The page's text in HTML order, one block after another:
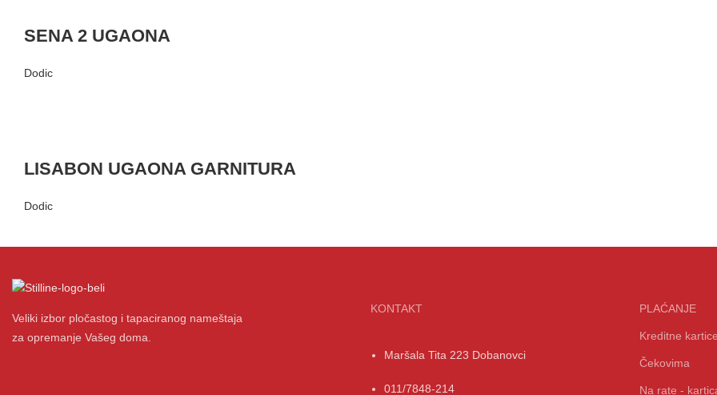
SENA 2 UGAONA
Dodic
LISABON UGAONA GARNITURA
Dodic
Veliki izbor pločastog i tapaciranog nameštaja
za opremanje Vašeg doma.
KONTAKT
Maršala Tita 223 Dobanovci
011/7848-214
PLAĆANJE
Kreditne kartice
Čekovima
Na rate -